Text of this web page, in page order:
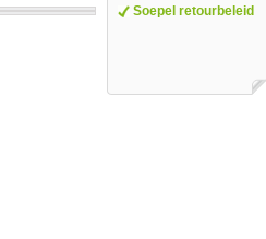
Soepel retourbeleid